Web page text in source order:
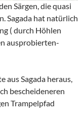
Särgen, die quasi
Sagada hat natürlich
( durch Höhlen
ausprobierten-
aus Sagada heraus,
bescheideneren
Trampelpfad